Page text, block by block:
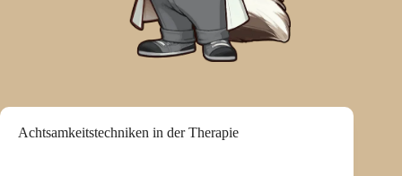
Achtsamkeitstechniken in der Therapie